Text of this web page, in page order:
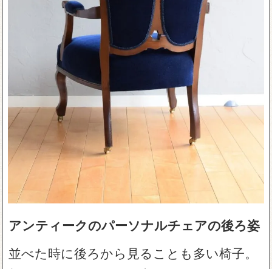
アンティークのパーソナルチェアの後ろ姿
並べた時に後ろから見ることも多い椅子。